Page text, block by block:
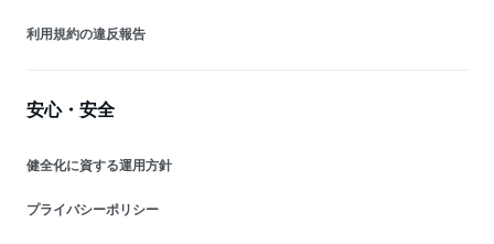
利用規約の違反報告
安心・安全
健全化に資する運用方針
プライバシーポリシー